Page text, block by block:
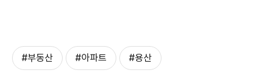
#부동산 #아파트 #용산